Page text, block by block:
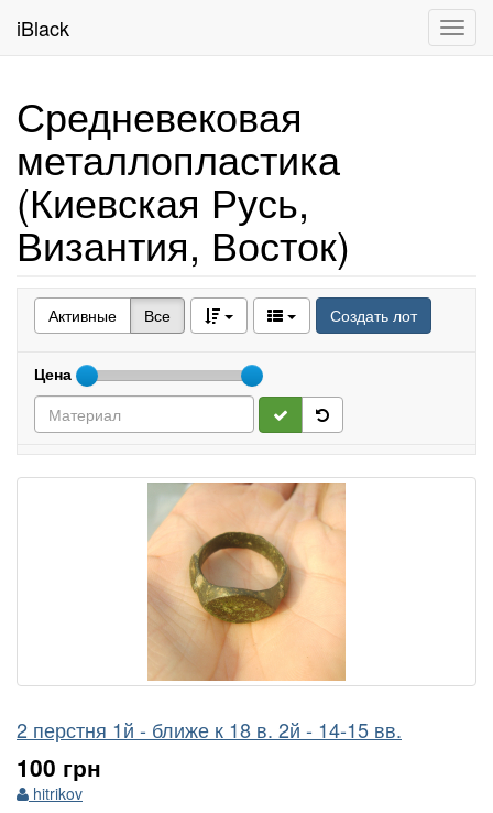
iBlack
Средневековая
металлопластика
(Киевская Русь,
Византия, Восток)
Активные Все Создать лот
Цена
2 перстня 1й - ближе к 18 в. 2й - 14-15 вв.
100 грн
hitrikov